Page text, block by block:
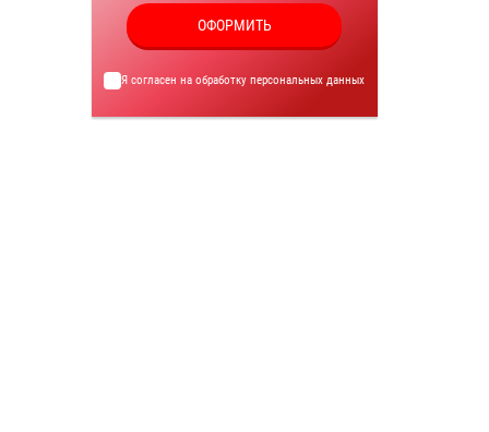
ОФОРМИТЬ
Я согласен на обработкуперсональных данных